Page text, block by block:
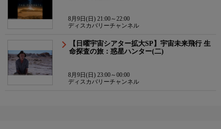
8月9日(日) 21:00～22:00
ディスカバリーチャンネル
【日曜宇宙シアター拡大SP】宇宙未来飛行 生
命探査の旅：惑星ハンター(二)
8月9日(日) 23:00～00:00
ディスカバリーチャンネル